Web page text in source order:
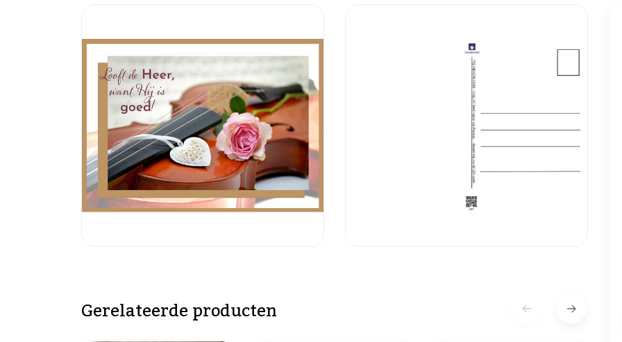
Gerelateerde producten